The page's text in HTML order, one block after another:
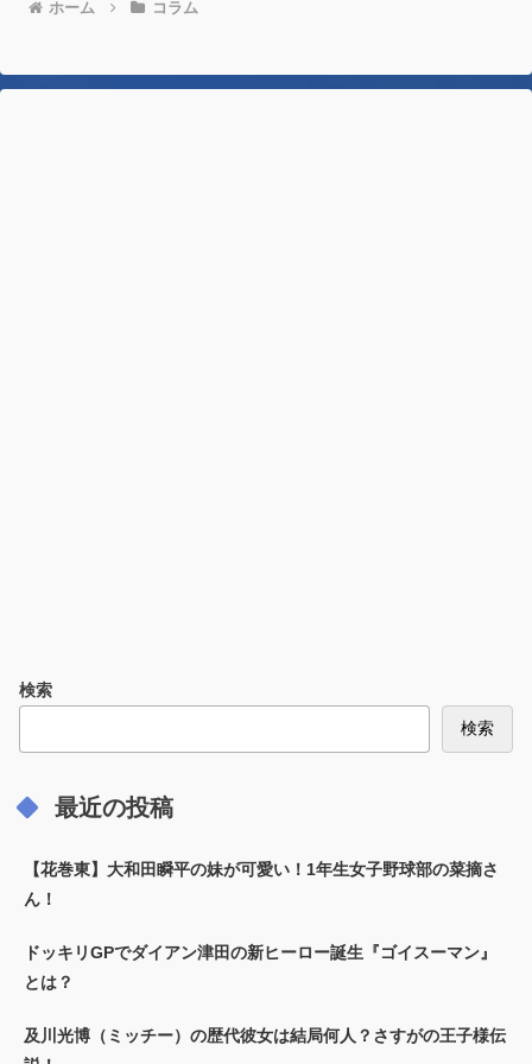
ホーム コラム
検索
検索
最近の投稿
【花巻東】大和田瞬平の妹が可愛い！1年生女子野球部の菜摘さ
ん！
ドッキリGPでダイアン津田の新ヒーロー誕生『ゴイスーマン』
とは？
及川光博（ミッチー）の歴代彼女は結局何人？さすがの王子様伝